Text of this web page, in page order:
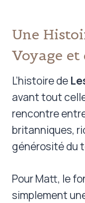
Une
Voyage et
L’histoire de
avant tout
rencontre
britanniques,
générosité du
Pour Matt, le
simplement